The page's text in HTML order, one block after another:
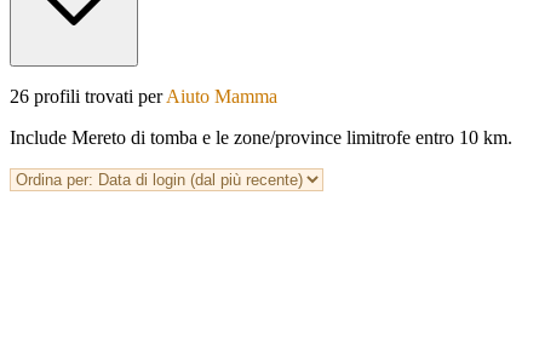
26 profili trovati perAiuto Mamma
Include Mereto di tomba e le zone/province limitrofe entro 10 km.